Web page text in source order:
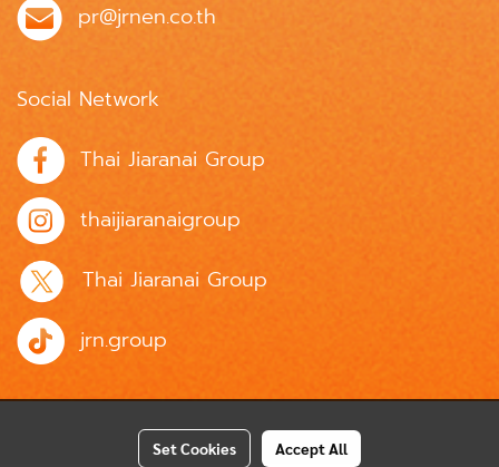
pr@jrnen.co.th
Social Network
Thai Jiaranai Group
thaijiaranaigroup
Thai Jiaranai Group
jrn.group
Set Cookies Accept All